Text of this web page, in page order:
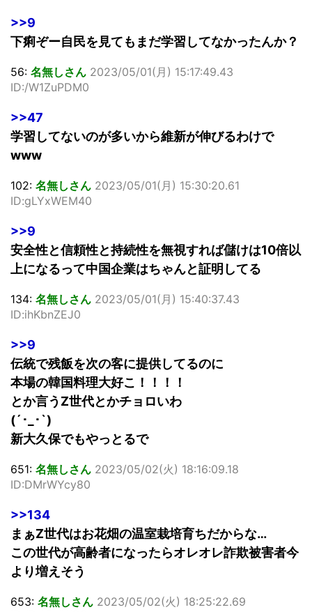
>>9
下痢ぞー自民を見てもまだ学習してなかったんか？
56: 名無しさん 2023/05/01(月) 15:17:49.43
ID:/W1ZuPDM0
>>47
学習してないのが多いから維新が伸びるわけで
www
102: 名無しさん 2023/05/01(月) 15:30:20.61
ID:gLYxWEM40
>>9
安全性と信頼性と持続性を無視すれば儲けは10倍以
上になるって中国企業はちゃんと証明してる
134: 名無しさん 2023/05/01(月) 15:40:37.43
ID:ihKbnZEJ0
>>9
伝統で残飯を次の客に提供してるのに
本場の韓国料理大好こ！！！！
とか言うZ世代とかチョロいわ
(´･_･`)
新大久保でもやっとるで
651: 名無しさん 2023/05/02(火) 18:16:09.18
ID:DMrWYcy80
>>134
まぁZ世代はお花畑の温室栽培育ちだからな…
この世代が高齢者になったらオレオレ詐欺被害者今
より増えそう
653: 名無しさん 2023/05/02(火) 18:25:22.69